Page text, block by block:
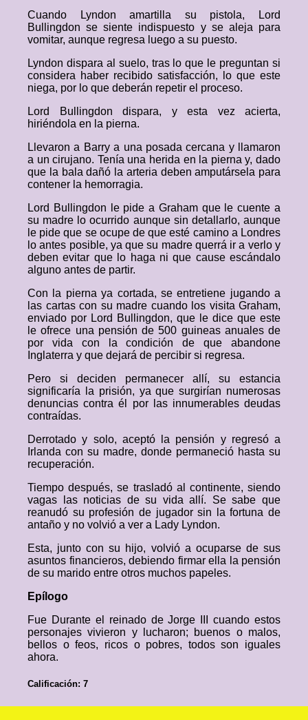
Cuando Lyndon amartilla su pistola, Lord
Bullingdon se siente indispuesto y se aleja para
vomitar, aunque regresa luego a su puesto.
Lyndon dispara al suelo, tras lo que le preguntan si
considera haber recibido satisfacción, lo que este
niega, por lo que deberán repetir el proceso.
Lord Bullingdon dispara, y esta vez acierta,
hiriéndola en la pierna.
Llevaron a Barry a una posada cercana y llamaron
a un cirujano. Tenía una herida en la pierna y, dado
que la bala dañó la arteria deben amputársela para
contener la hemorragia.
Lord Bullingdon le pide a Graham que le cuente a
su madre lo ocurrido aunque sin detallarlo, aunque
le pide que se ocupe de que esté camino a Londres
lo antes posible, ya que su madre querrá ir a verlo y
deben evitar que lo haga ni que cause escándalo
alguno antes de partir.
Con la pierna ya cortada, se entretiene jugando a
las cartas con su madre cuando los visita Graham,
enviado por Lord Bullingdon, que le dice que este
le ofrece una pensión de 500 guineas anuales de
por vida con la condición de que abandone
Inglaterra y que dejará de percibir si regresa.
Pero si deciden permanecer allí, su estancia
significaría la prisión, ya que surgirían numerosas
denuncias contra él por las innumerables deudas
contraídas.
Derrotado y solo, aceptó la pensión y regresó a
Irlanda con su madre, donde permaneció hasta su
recuperación.
Tiempo después, se trasladó al continente, siendo
vagas las noticias de su vida allí. Se sabe que
reanudó su profesión de jugador sin la fortuna de
antaño y no volvió a ver a Lady Lyndon.
Esta, junto con su hijo, volvió a ocuparse de sus
asuntos financieros, debiendo firmar ella la pensión
de su marido entre otros muchos papeles.
Epílogo
Fue Durante el reinado de Jorge III cuando estos
personajes vivieron y lucharon; buenos o malos,
bellos o feos, ricos o pobres, todos son iguales
ahora.
Calificación: 7